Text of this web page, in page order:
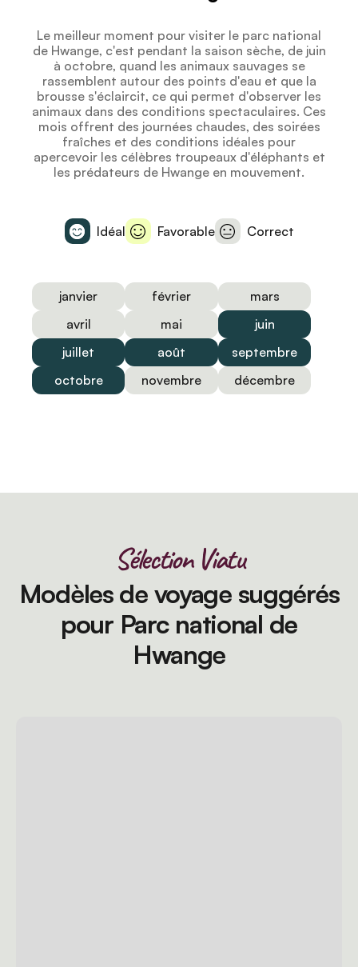
Le meilleur moment pour visiter le parc national
de Hwange, c'est pendant la saison sèche, de juin
à octobre, quand les animaux sauvages se
rassemblent autour des points d'eau et que la
brousse s'éclaircit, ce qui permet d'observer les
animaux dans des conditions spectaculaires. Ces
mois offrent des journées chaudes, des soirées
fraîches et des conditions idéales pour
apercevoir les célèbres troupeaux d'éléphants et
les prédateurs de Hwange en mouvement.
Idéal Favorable Correct
janvier février
mars
avril
mai
juin
juillet
août
septembre
octobre
novembre décembre
Sélection Viatu
Modèles de voyage suggérés
pour Parc national de
Hwange